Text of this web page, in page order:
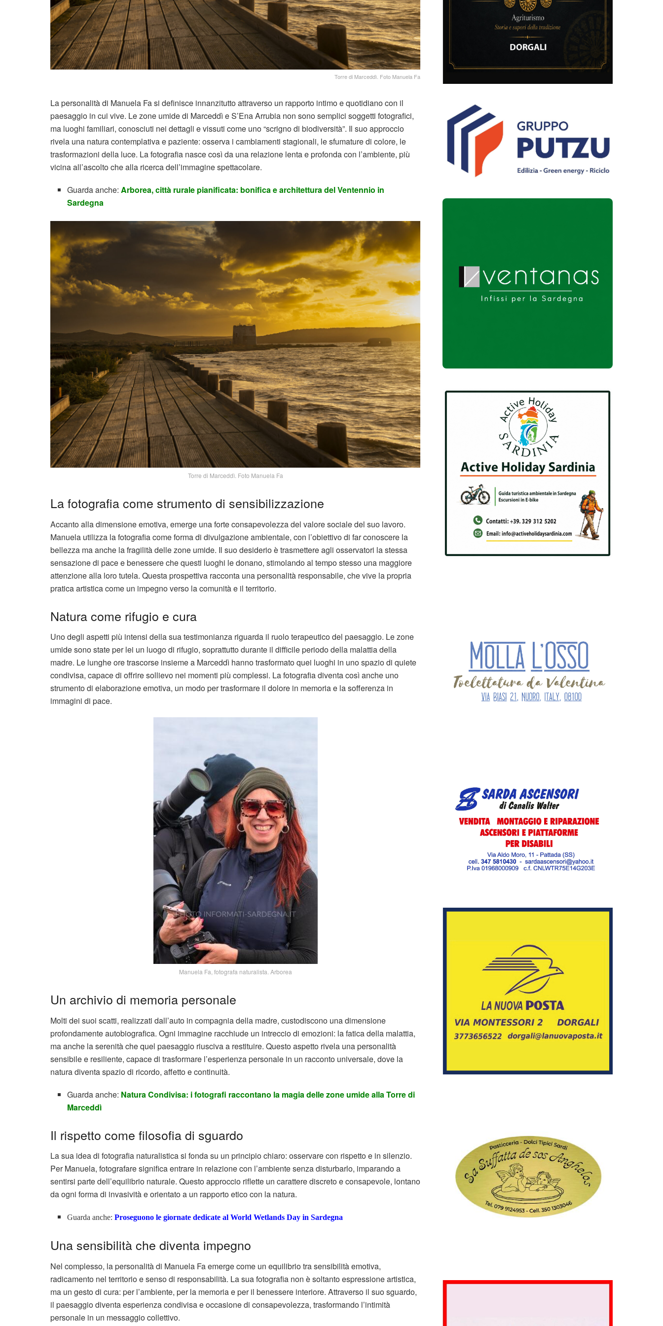
Torre di Marceddì. Foto Manuela Fa
La personalità di Manuela Fa si definisce innanzitutto attraverso un rapporto intimo e quotidiano con il
paesaggio in cui vive. Le zone umide di Marceddì e S’Ena Arrubia non sono semplici soggetti fotografici,
ma luoghi familiari, conosciuti nei dettagli e vissuti come uno “scrigno di biodiversità”. Il suo approccio
rivela una natura contemplativa e paziente: osserva i cambiamenti stagionali, le sfumature di colore, le
trasformazioni della luce. La fotografia nasce così da una relazione lenta e profonda con l’ambiente, più
vicina all’ascolto che alla ricerca dell’immagine spettacolare.
Guarda anche:Arborea, città rurale pianificata: bonifica e architettura del Ventennio in
Sardegna
Torre di Marceddì. Foto Manuela Fa
La fotografia come strumento di sensibilizzazione
Accanto alla dimensione emotiva, emerge una forte consapevolezza del valore sociale del suo lavoro.
Manuela utilizza la fotografia come forma di divulgazione ambientale, con l’obiettivo di far conoscere la
bellezza ma anche la fragilità delle zone umide. Il suo desiderio è trasmettere agli osservatori la stessa
sensazione di pace e benessere che questi luoghi le donano, stimolando al tempo stesso una maggiore
attenzione alla loro tutela. Questa prospettiva racconta una personalità responsabile, che vive la propria
pratica artistica come un impegno verso la comunità e il territorio.
Natura come rifugio e cura
Uno degli aspetti più intensi della sua testimonianza riguarda il ruolo terapeutico del paesaggio. Le zone
umide sono state per lei un luogo di rifugio, soprattutto durante il difficile periodo della malattia della
madre. Le lunghe ore trascorse insieme a Marceddì hanno trasformato quei luoghi in uno spazio di quiete
condivisa, capace di offrire sollievo nei momenti più complessi. La fotografia diventa così anche uno
strumento di elaborazione emotiva, un modo per trasformare il dolore in memoria e la sofferenza in
immagini di pace.
Manuela Fa, fotografa naturalista. Arborea
Un archivio di memoria personale
Molti dei suoi scatti, realizzati dall’auto in compagnia della madre, custodiscono una dimensione
profondamente autobiografica. Ogni immagine racchiude un intreccio di emozioni: la fatica della malattia,
ma anche la serenità che quel paesaggio riusciva a restituire. Questo aspetto rivela una personalità
sensibile e resiliente, capace di trasformare l’esperienza personale in un racconto universale, dove la
natura diventa spazio di ricordo, affetto e continuità.
Guarda anche: Natura Condivisa: i fotografi raccontano la magia delle zone umide alla Torre di
Marceddì
Il rispetto come filosofia di sguardo
La sua idea di fotografia naturalistica si fonda su un principio chiaro: osservare con rispetto e in silenzio.
Per Manuela, fotografare significa entrare in relazione con l’ambiente senza disturbarlo, imparando a
sentirsi parte dell’equilibrio naturale. Questo approccio riflette un carattere discreto e consapevole, lontano
da ogni forma di invasività e orientato a un rapporto etico con la natura.
Guarda anche:Proseguono le giornate dedicate al World Wetlands Day in Sardegna
Una sensibilità che diventa impegno
Nel complesso, la personalità di Manuela Fa emerge come un equilibrio tra sensibilità emotiva,
radicamento nel territorio e senso di responsabilità. La sua fotografia non è soltanto espressione artistica,
ma un gesto di cura: per l’ambiente, per la memoria e per il benessere interiore. Attraverso il suo sguardo,
il paesaggio diventa esperienza condivisa e occasione di consapevolezza, trasformando l’intimità
personale in un messaggio collettivo.